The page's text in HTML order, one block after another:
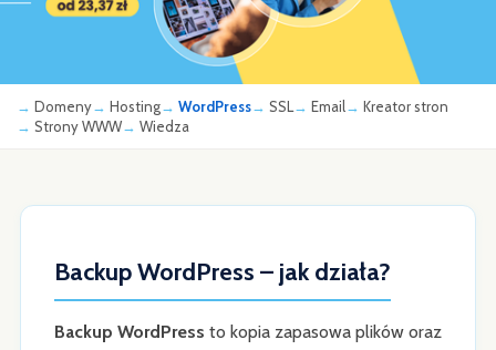
Domeny Hosting WordPress SSL Email
Kreator stron
Strony WWW
Wiedza
Backup WordPress – jak działa?
Backup WordPress to kopia zapasowa plików oraz